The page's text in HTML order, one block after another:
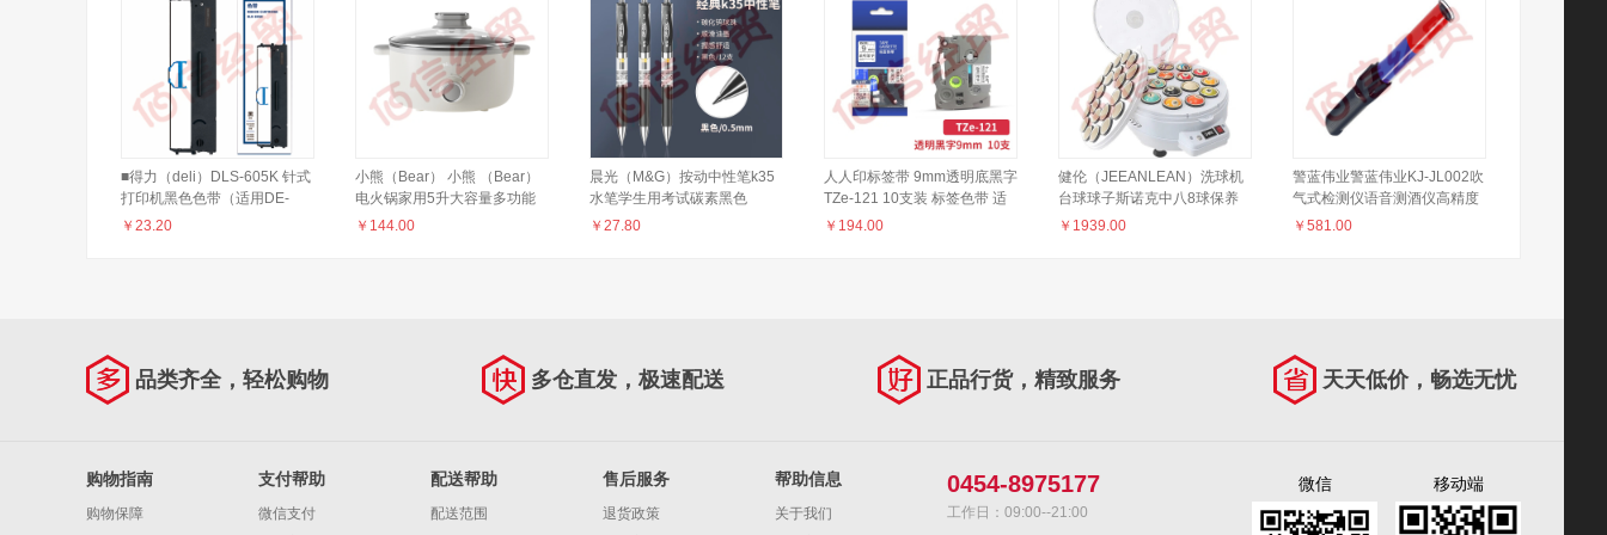
■得力（deli）DLS-605K 针式
打印机黑色色带（适用DE-
600K) DLS-605K
￥ 23.20
小熊（Bear） 小熊 （Bear）
电火锅家用5升大容量多功能
电热料理锅电火锅 DRG-
￥ 144.00
晨光（M&G）按动中性笔k35
水笔学生用考试碳素黑色
0.5mm水性签字笔芯按压式子
￥ 27.80
人人印标签带 9mm透明底黑字
TZe-121 10支装 标签色带 适
用兄弟标签机标签打印机
￥ 194.00
健伦（JEEANLEAN）洗球机
台球球子斯诺克中八8球保养
清洗机桌水晶球羊毛圈用品配
￥ 1939.00
警蓝伟业警蓝伟业KJ-JL002吹
气式检测仪语音测酒仪高精度
￥ 581.00
品类齐全，轻松购物 多仓直发，极速配送 正品行货，精致服务 天天低价，畅选无忧
购物指南
购物保障
支付帮助
微信支付
配送帮助
配送范围
售后服务
退货政策
帮助信息
关于我们
0454-8975177
工作日：09:00--21:00
微信 移动端